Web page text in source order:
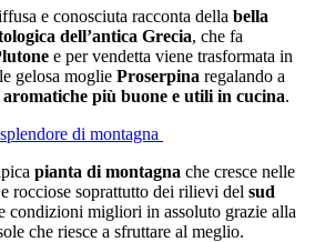
e conosciuta racconta della bella
dell’antica Grecia, che fa
e per vendetta viene trasformata in
gelosa moglie Proserpina regalando a
aromatiche più buone e utili in cucina.
di montagna
pianta di montagna che cresce nelle
rocciose soprattutto dei rilievi del sud
condizioni migliori in assoluto grazie alla
che riesce a sfruttare al meglio.